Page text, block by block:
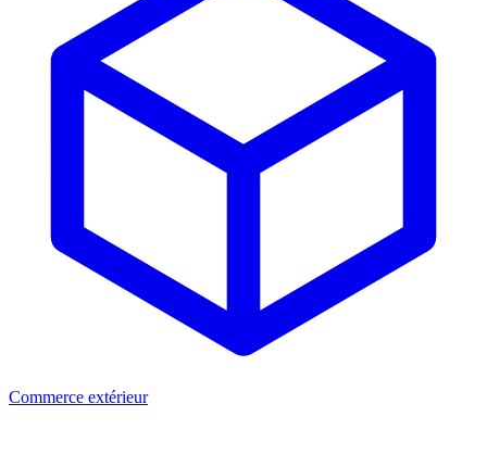
Commerce extérieur